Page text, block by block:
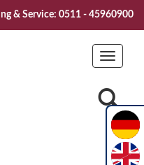
2026" Vive la
& Service: 0511 - 45960900
Toggle